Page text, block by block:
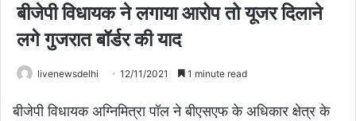
बीजेपी विधायक ने लगाया आरोप तो यूजर दिलाने
लगे गुजरात बॉर्डर की याद
livenewsdelhi 12/11/2021 1 minute read
बीजेपी विधायक अग्निमित्रा पॉल ने बीएसएफ के अधिकार क्षेत्र के